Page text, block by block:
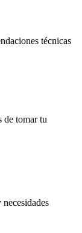
técnicas
de tomar tu